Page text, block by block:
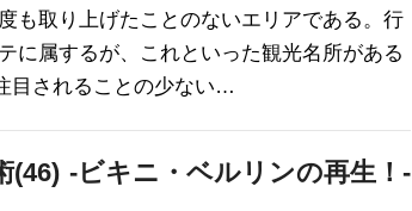
も取り上げたことのないエリアである。行
に属するが、これといった観光名所がある
目されることの少ない…
(46) -ビキニ・ベルリンの再生！-